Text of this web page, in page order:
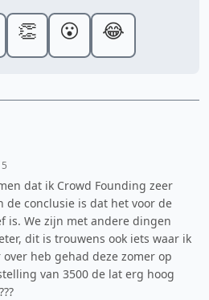
👏 😮 😂
dat ik Crowd Founding zeer
de conclusie is dat het voor de
is. We zijn met andere dingen
dit is trouwens ook iets waar ik
heb gehad deze zomer op
van 3500 de lat erg hoog